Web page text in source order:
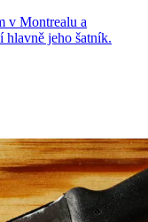
v Montrealu a
hlavně jeho šatník.